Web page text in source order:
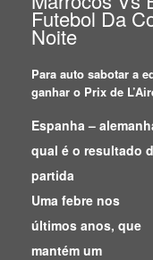
Futebol Da
Noite
Para auto sabotar a
ganhar o Prix de
Espanha –
qual é o resultado
partida
Uma febre nos
últimos anos, que
mantém um